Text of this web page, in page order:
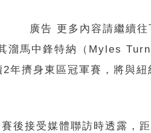
廣告 更多內容請繼續往
溜馬中鋒特納（Myles
年擠身東區冠軍賽，將與
後接受媒體聯訪時透露，